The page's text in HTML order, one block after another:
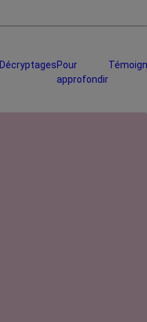
DécryptagesPour
approfondir